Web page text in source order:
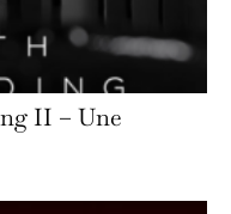
II – Une